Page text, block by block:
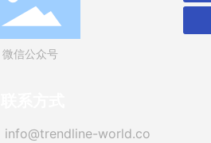
微信公众号
info@trendline-world.co